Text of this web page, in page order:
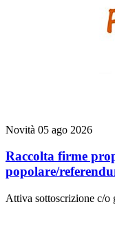
Novità 05 ago 2026
Raccolta firme
popolare/
Attiva sottoscrizione c/